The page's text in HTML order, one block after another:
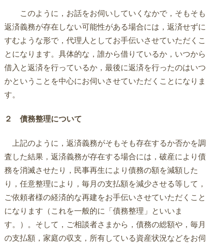
このように，お話をお伺いしていくなかで，そもそも
返済義務が存在しない可能性がある場合には，返済せずに
すむような形で，代理人としてお手伝いさせていただくこ
とになります。具体的な，誰から借りているか，いつから
借入と返済を行っているか，最後に返済を行ったのはいつ
かということを中心にお伺いさせていただくことになりま
す。
２ 債務整理について
上記のように，返済義務がそもそも存在するか否かを調
査した結果，返済義務が存在する場合には，破産により債
務を消滅させたり，民事再生により債務の額を減額した
り，任意整理により，毎月の支払額を減少させる等して，
ご依頼者様の経済的な再建をお手伝いさせていただくこと
になります（これを一般的に「債務整理」といいま
す。）。そして，ご相談者さまから，債務の総額や，毎月
の支払額，家庭の収支，所有している資産状況などをお伺